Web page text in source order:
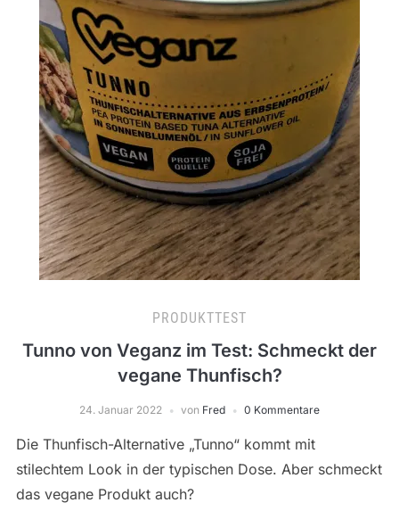
PRODUKTTEST
Tunno von Veganz im Test: Schmeckt der
vegane Thunfisch?
24. Januar 2022 von Fred 0 Kommentare
Die Thunfisch-Alternative „Tunno“ kommt mit
stilechtem Look in der typischen Dose. Aber schmeckt
das vegane Produkt auch?